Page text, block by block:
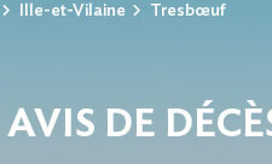
Ille-et-Vilaine Tresbœuf
AVIS DE